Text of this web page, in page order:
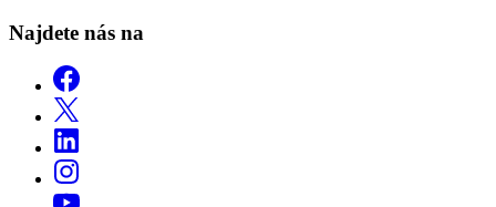
Najdete nás na